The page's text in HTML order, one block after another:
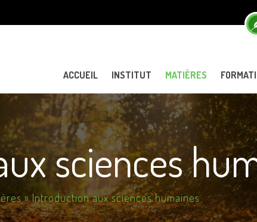
principal
ACCUEIL INSTITUT MATIÈRES
sciences
» Introduction aux sciences humaines